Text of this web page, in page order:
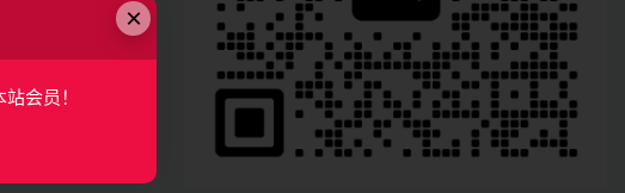
往会安装激光
及开阔场景
望以适当的方
是学术界还
×
会员！